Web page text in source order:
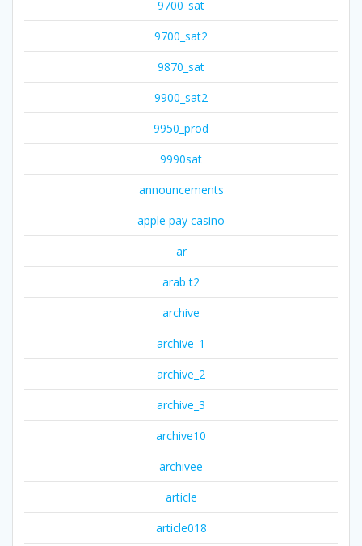
9700_sat
9700_sat2
9870_sat
9900_sat2
9950_prod
9990sat
announcements
apple pay casino
ar
arab t2
archive
archive_1
archive_2
archive_3
archive10
archivee
article
article018